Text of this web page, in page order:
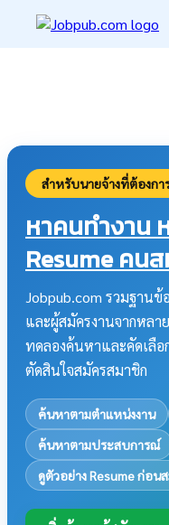
สำหรับนายจ้างที่ต้องก
หาคนทำงาน
Resume คน
Jobpub.com รวมฐาน
และผู้สมัครงานจากหลา
ทดลองค้นหาและคัดเลื
ตัดสินใจสมัครสมาชิก
ค้นหาตามตำแหน่งงาน
ค้นหาตามประสบการณ์
ดูตัวอย่าง Resume ก่อน